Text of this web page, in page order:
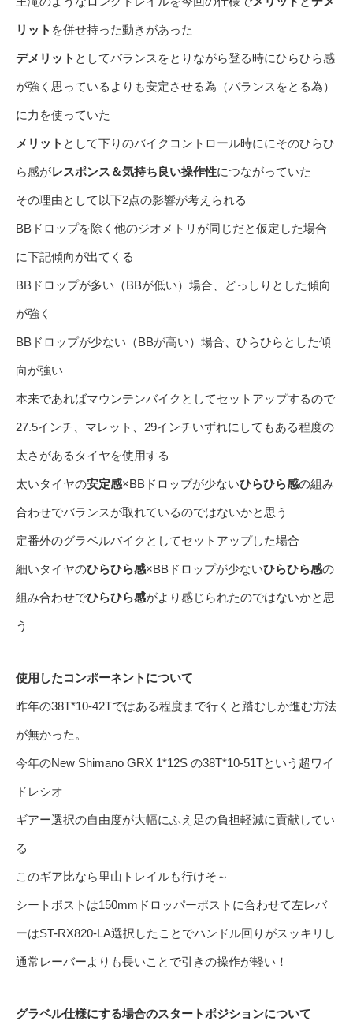
リット を併せ持った動きがあった
デメリット としてバランスをとりながら登る時にひらひら感
が強く思っているよりも安定させる為（バランスをとる為）
に力を使っていた
メリット として下りのバイクコントロール時ににそのひらひ
ら感がレスポンス＆気持ち良い操作性につながっていた
その理由として以下2点の影響が考えられる
BBドロップを除く他のジオメトリが同じだと仮定した場合
に下記傾向が出てくる
BBドロップが多い（BBが低い）場合、どっしりとした傾向
が強く
BBドロップが少ない（BBが高い）場合、ひらひらとした傾
向が強い
本来であればマウンテンバイクとしてセットアップするので
27.5インチ、マレット、29インチいずれにしてもある程度の
太さがあるタイヤを使用する
太いタイヤの安定感×BBドロップが少ないひらひら感の組み
合わせでバランスが取れているのではないかと思う
定番外のグラベルバイクとしてセットアップした場合
細いタイヤのひらひら感×BBドロップが少ないひらひら感の
組み合わせでひらひら感がより感じられたのではないかと思
う
使用したコンポーネントについて
昨年の38T*10-42Tではある程度まで行くと踏むしか進む方法
が無かった。
今年のNew Shimano GRX 1*12S の38T*10-51Tという超ワイ
ドレシオ
ギアー選択の自由度が大幅にふえ足の負担軽減に貢献してい
る
このギア比なら里山トレイルも行けそ～
シートポストは150mmドロッパーポストに合わせて左レバ
ーはST-RX820-LA選択したことでハンドル回りがスッキリし
通常レーバーよりも長いことで引きの操作が軽い！
グラベル仕様にする場合のスタートポジションについて